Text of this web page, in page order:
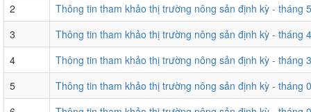
2
Thông tin tham khảo thị trường nông sản định kỳ - tháng
3
Thông tin tham khảo thị trường nông sản định kỳ - tháng
4
Thông tin tham khảo thị trường nông sản định kỳ - tháng
5
Thông tin tham khảo thị trường nông sản định kỳ - tháng